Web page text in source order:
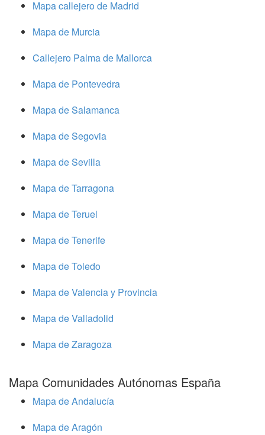
Mapa callejero de Madrid
Mapa de Murcia
Callejero Palma de Mallorca
Mapa de Pontevedra
Mapa de Salamanca
Mapa de Segovia
Mapa de Sevilla
Mapa de Tarragona
Mapa de Teruel
Mapa de Tenerife
Mapa de Toledo
Mapa de Valencia y Provincia
Mapa de Valladolid
Mapa de Zaragoza
Mapa Comunidades Autónomas España
Mapa de Andalucía
Mapa de Aragón